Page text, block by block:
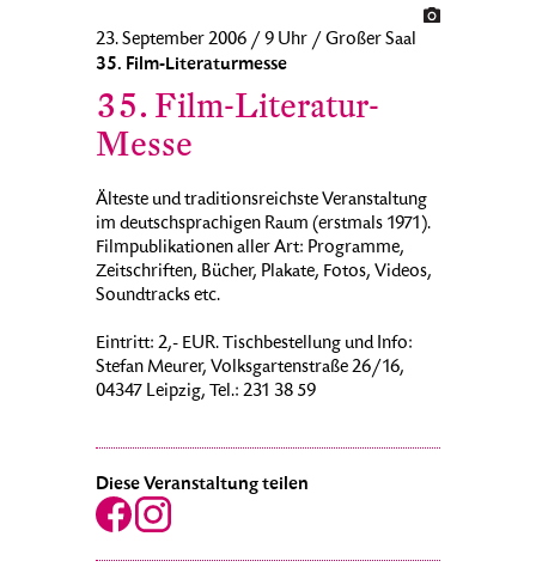
23. September 2006 / 9 Uhr / Großer Saal
35. Film-Literaturmesse
35. Film-Literatur-
Messe
Älteste und traditionsreichste Veranstaltung
im deutschsprachigen Raum (erstmals 1971).
Filmpublikationen aller Art: Programme,
Zeitschriften, Bücher, Plakate, Fotos, Videos,
Soundtracks etc.
Eintritt: 2,- EUR. Tischbestellung und Info:
Stefan Meurer, Volksgartenstraße 26/16,
04347 Leipzig, Tel.: 231 38 59
Diese Veranstaltung teilen